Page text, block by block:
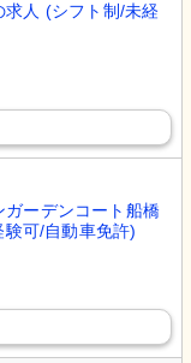
求人 (シフト制/未経
ーデンコート船橋
可/自動車免許)